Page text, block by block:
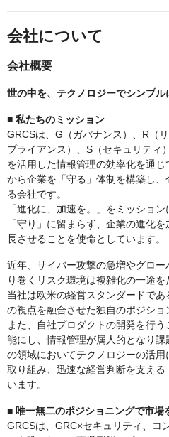
会社について
会社概要
世の中を、テクノロジーでシンプル
■ 私たちのミッション
GRCSは、G（ガバナンス）、R（
プライアンス）、S（セキュリティ
を活用した情報管理の効率化を通
から企業を「守る」体制を構築し
る会社です。
「進化に、加速を。」をミッショ
「守り」に留まらず、企業の進化
長させることを使命としています。
近年、サイバー攻撃の急増やグロ
り巻くリスク環境は複雑化の一途を
当社は欧米の経営スタンダードであ
の視点を融合させた独自のポジショ
また、自社プロダクトの開発を行
能にし、情報管理が属人的となり
の領域においてテクノロジーの活
取り組み、迅速な経営判断を支え
います。
■ 唯一無二のポジショニングで市場
GRCSは、GRC×セキュリティ、コ